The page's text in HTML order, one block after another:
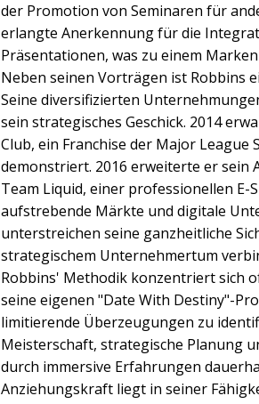
der Promotion von Seminaren für
erlangte Anerkennung für die
Präsentationen, was zu einem
Neben seinen Vorträgen ist Robbins
Seine diversifizierten
sein strategisches Geschick. 2014
Club, ein Franchise der Major League
demonstriert. 2016 erweiterte er sein
Team Liquid, einer professionellen
aufstrebende Märkte und digitale
unterstreichen seine ganzheitliche
strategischem Unternehmertum
Robbins' Methodik konzentriert sich
seine eigenen "Date With Destiny"-
limitierende Überzeugungen zu
Meisterschaft, strategische Planung
durch immersive Erfahrungen
Anziehungskraft liegt in seiner